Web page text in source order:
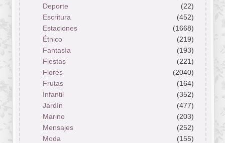
Deporte
(22)
Escritura
(452)
Estaciones
(1668)
Étnico
(219)
Fantasía
(193)
Fiestas
(221)
Flores
(2040)
Frutas
(164)
Infantil
(352)
Jardín
(477)
Marino
(203)
Mensajes
(252)
Moda
(155)